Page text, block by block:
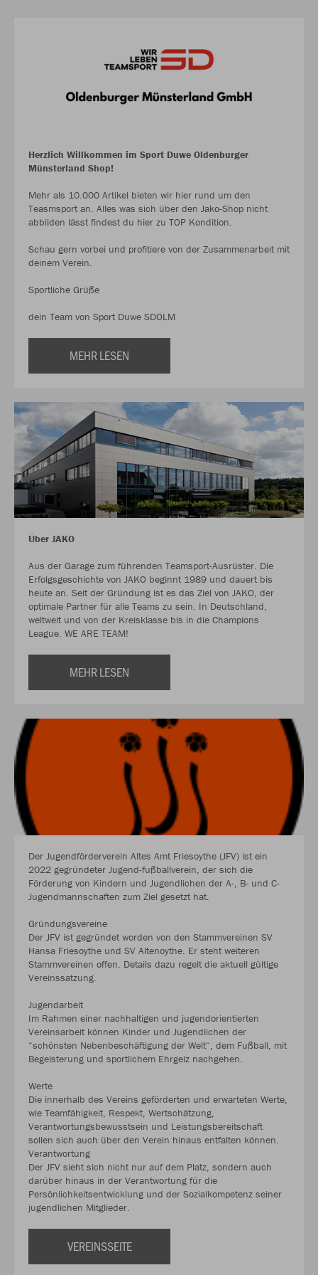
Herzlich Willkommen im Sport Duwe Oldenburger
Münsterland Shop!
Mehr als 10.000 Artikel bieten wir hier rund um den
Teasmsport an. Alles was sich über den Jako-Shop nicht
abbilden lässt findest du hier zu TOP Kondition.
Schau gern vorbei und profitiere von der Zusammenarbeit mit
deinem Verein.
Sportliche Grüße
dein Team von Sport Duwe SDOLM
MEHR LESEN
Über JAKO
Aus der Garage zum führenden Teamsport-Ausrüster. Die
Erfolgsgeschichte von JAKO beginnt 1989 und dauert bis
heute an. Seit der Gründung ist es das Ziel von JAKO, der
optimale Partner für alle Teams zu sein. In Deutschland,
weltweit und von der Kreisklasse bis in die Champions
League. WE ARE TEAM!
MEHR LESEN
Der Jugendförderverein Altes Amt Friesoythe (JFV) ist ein
2022 gegründeter Jugend-fußballverein, der sich die
Förderung von Kindern und Jugendlichen der A-, B- und C-
Jugendmannschaften zum Ziel gesetzt hat.
Gründungsvereine
Der JFV ist gegründet worden von den Stammvereinen SV
Hansa Friesoythe und SV Altenoythe. Er steht weiteren
Stammvereinen offen. Details dazu regelt die aktuell gültige
Vereinssatzung.
Jugendarbeit
Im Rahmen einer nachhaltigen und jugendorientierten
Vereinsarbeit können Kinder und Jugendlichen der
“schönsten Nebenbeschäftigung der Welt“, dem Fußball, mit
Begeisterung und sportlichem Ehrgeiz nachgehen.
Werte
Die innerhalb des Vereins geförderten und erwarteten Werte,
wie Teamfähigkeit, Respekt, Wertschätzung,
Verantwortungsbewusstsein und Leistungsbereitschaft
sollen sich auch über den Verein hinaus entfalten können.
Verantwortung
Der JFV sieht sich nicht nur auf dem Platz, sondern auch
darüber hinaus in der Verantwortung für die
Persönlichkeitsentwicklung und der Sozialkompetenz seiner
jugendlichen Mitglieder.
VEREINSSEITE